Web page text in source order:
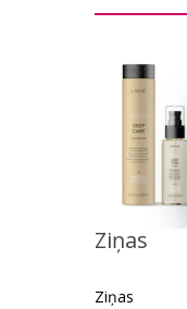
Ziņas
Ziņas